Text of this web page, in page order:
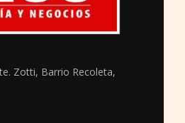
Zotti, Barrio Recoleta,